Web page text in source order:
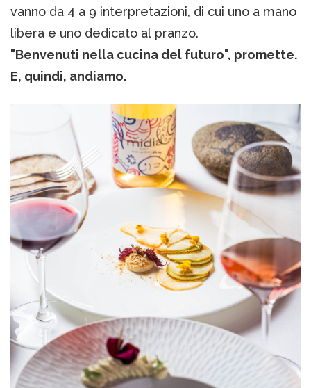
vanno da 4 a 9 interpretazioni, di cui uno a mano
libera e uno dedicato al pranzo.
"Benvenuti nella cucina del futuro", promette.
E, quindi, andiamo.